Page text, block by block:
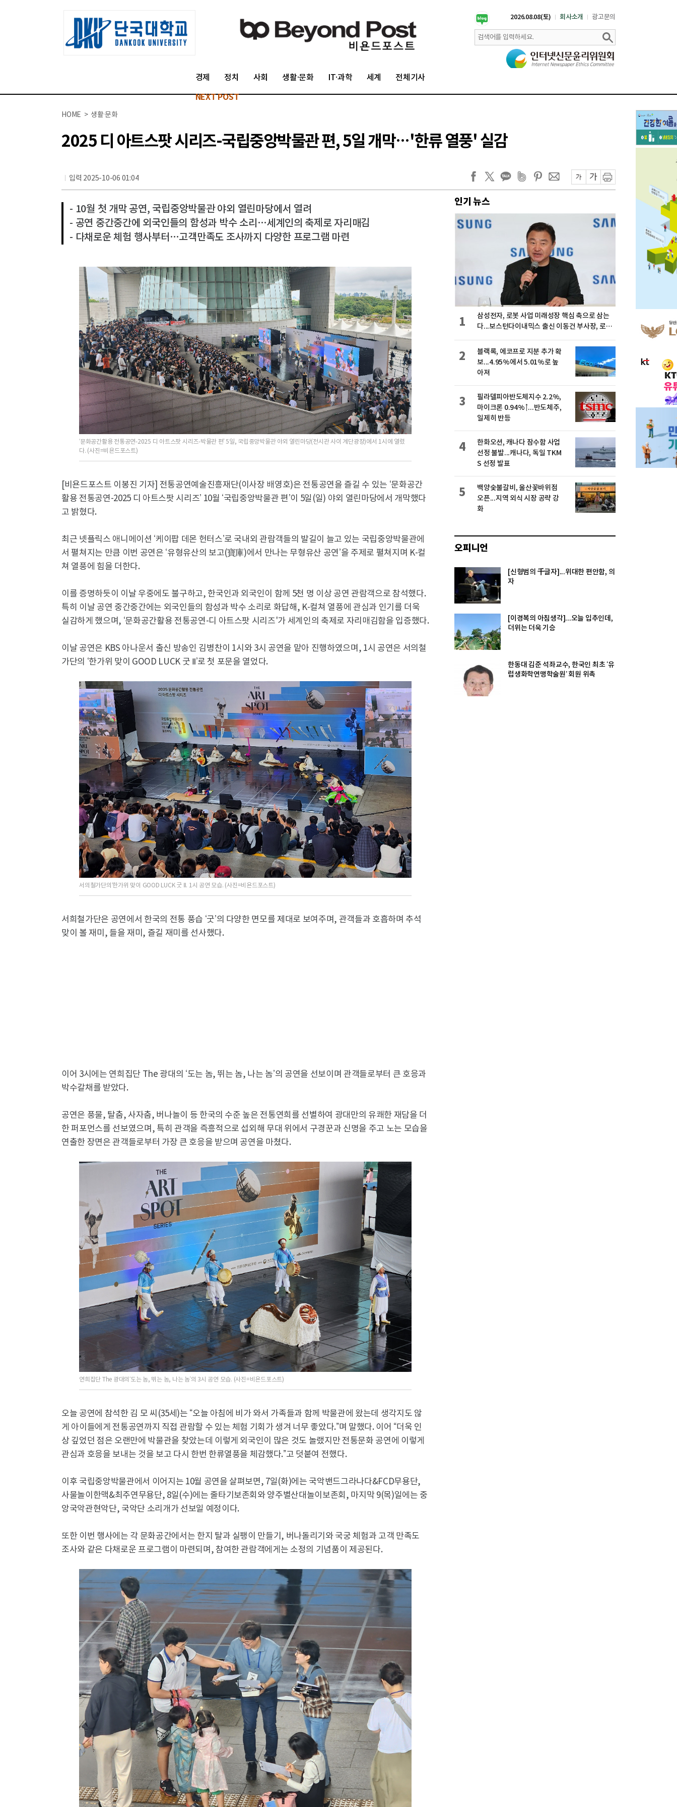
2026.08.08(토) 회사소개 광고문의
경제 정치 사회 생활·문화 IT·과학 세계 전체기사
NEXT POST
HOME > 생활·문화
2025 디 아트스팟 시리즈-국립중앙박물관 편, 5일 개막…'한류 열풍' 실감
입력 2025-10-06 01:04
- 10월 첫 개막 공연, 국립중앙박물관 야외 열린마당에서 열려
- 공연 중간중간에 외국인들의 함성과 박수 소리…세계인의 축제로 자리매김
- 다채로운 체험 행사부터…고객만족도 조사까지 다양한 프로그램 마련
‘문화공간활용 전통공연-2025 디 아트스팟 시리즈-박물관 편’ 5일, 국립중앙박물관 야외 열린마당(전시관 사이 계단광장)에서 1시에 열렸
다. (사진=비욘드포스트)
[비욘드포스트 이봉진 기자] 전통공연예술진흥재단(이사장 배영호)은 전통공연을 즐길 수 있는 ‘문화공간
활용 전통공연-2025 디 아트스팟 시리즈’ 10월 ‘국립중앙박물관 편’이 5일(일) 야외 열린마당에서 개막했다
고 밝혔다.
최근 넷플릭스 애니메이션 ‘케이팝 데몬 헌터스’로 국내외 관람객들의 발길이 늘고 있는 국립중앙박물관에
서 펼쳐지는 만큼 이번 공연은 ‘유형유산의 보고(寶庫)에서 만나는 무형유산 공연’을 주제로 펼쳐지며 K-컬
쳐 열풍에 힘을 더한다.
이를 증명하듯이 이날 우중에도 불구하고, 한국인과 외국인이 함께 5천 명 이상 공연 관람객으로 참석했다.
특히 이날 공연 중간중간에는 외국인들의 함성과 박수 소리로 화답해, K-컬쳐 열풍에 관심과 인기를 더욱
실감하게 했으며, ‘문화공간활용 전통공연-디 아트스팟 시리즈'가 세계인의 축제로 자리매김함을 입증했다.
이날 공연은 KBS 아나운서 출신 방송인 김병찬이 1시와 3시 공연을 맡아 진행하였으며, 1시 공연은 서의철
가단의 ‘한가위 맞이 GOOD LUCK 굿 Ⅱ’로 첫 포문을 열었다.
서의철가단의‘한가위 맞이 GOOD LUCK 굿 Ⅱ. 1시 공연 모습. (사진=비욘드포스트)
서희철가단은 공연에서 한국의 전통 풍습 ‘굿’의 다양한 면모를 제대로 보여주며, 관객들과 호흡하며 추석
맞이 볼 재미, 들을 재미, 즐길 재미를 선사했다.
이어 3시에는 연희집단 The 광대의 ‘도는 놈, 뛰는 놈, 나는 놈’의 공연을 선보이며 관객들로부터 큰 호응과
박수갈채를 받았다.
공연은 풍물, 탈춤, 사자춤, 버나놀이 등 한국의 수준 높은 전통연희를 선별하여 광대만의 유쾌한 재담을 더
한 퍼포먼스를 선보였으며, 특히 관객을 즉흥적으로 섭외해 무대 위에서 구경꾼과 신명을 주고 노는 모습을
연출한 장면은 관객들로부터 가장 큰 호응을 받으며 공연을 마쳤다.
연희집단 The 광대의‘도는 놈, 뛰는 놈, 나는 놈’의 3시 공연 모습. (사진=비욘드포스트)
오늘 공연에 참석한 김 모 씨(35세)는 “오늘 아침에 비가 와서 가족들과 함께 박물관에 왔는데 생각지도 않
게 아이들에게 전통공연까지 직접 관람할 수 있는 체험 기회가 생겨 너무 좋았다.”며 말했다. 이어 “더욱 인
상 깊었던 점은 오랜만에 박물관을 찾았는데 이렇게 외국인이 많은 것도 놀랬지만 전통문화 공연에 이렇게
관심과 호응을 보내는 것을 보고 다시 한번 한류열풍을 체감했다.”고 덧붙여 전했다.
이후 국립중앙박물관에서 이어지는 10월 공연을 살펴보면, 7일(화)에는 국악밴드그라나다&FCD무용단,
사물놀이한맥&최주연무용단, 8일(수)에는 줄타기보존회와 양주별산대놀이보존회, 마지막 9(목)일에는 중
앙국악관현악단, 국악단 소리개가 선보일 예정이다.
또한 이번 행사에는 각 문화공간에서는 한지 탈과 실팽이 만들기, 버나돌리기와 국궁 체험과 고객 만족도
조사와 같은 다채로운 프로그램이 마련되며, 참여한 관람객에게는 소정의 기념품이 제공된다.
인기 뉴스
삼성전자, 로봇 사업 미래성장 핵심 축으로 삼는
다...보스턴다이내믹스 출신 이동건 부사장, 로보
1
블랙록, 에코프로 지분 추가 확
보...4.95%에서 5.01%로 높
아져
2
필라델피아반도체지수 2.2%,
마이크론 0.94%↑...반도체주,
일제히 반등
3
한화오션, 캐나다 잠수함 사업
선정 불발...캐나다, 독일 TKM
S 선정 발표
4
백양숯불갈비, 울산꽃바위점
오픈...지역 외식 시장 공략 강
화
5
오피니언
[신형범의 千글자]...위대한 편안함, 의
자
[이경복의 아침생각]...오늘 입추인데,
더위는 더욱 기승
한동대 김준 석좌교수, 한국인 최초 ‘유
럽생화학연맹학술원’ 회원 위촉